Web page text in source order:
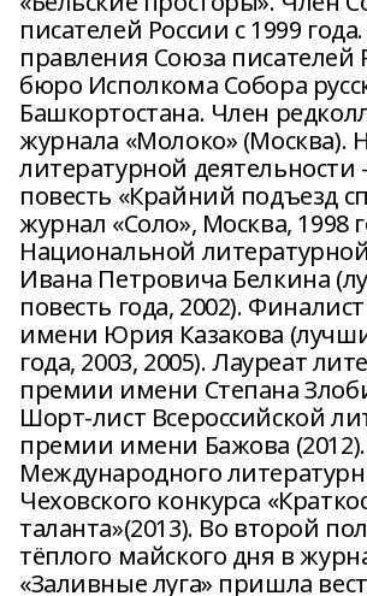
писателей России с 1999
правления Союза писателей
бюро Исполкома Собора
Башкортостана. Член
журнала «Молоко» (Москва).
литературной деятельности
повесть «Крайний подъезд
журнал «Соло», Москва, 1998
Национальной
Ивана Петровича Белкина
повесть года, 2002).
имени Юрия Казакова
года, 2003, 2005). Лауреат
премии имени Степана
Шорт-лист Всероссийской
премии имени Бажова
Международного
Чеховского конкурса
таланта»(2013). Во второй
тёплого майского дня в
«Заливные луга» пришла